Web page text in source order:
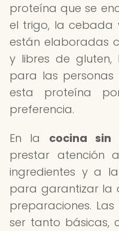
proteína que se
el trigo, la cebada
están elaboradas
y libres de gluten,
para las personas
esta proteína
preferencia.
En la cocina sin
prestar atención
ingredientes y a
para garantizar la
preparaciones.
ser tanto básicas,